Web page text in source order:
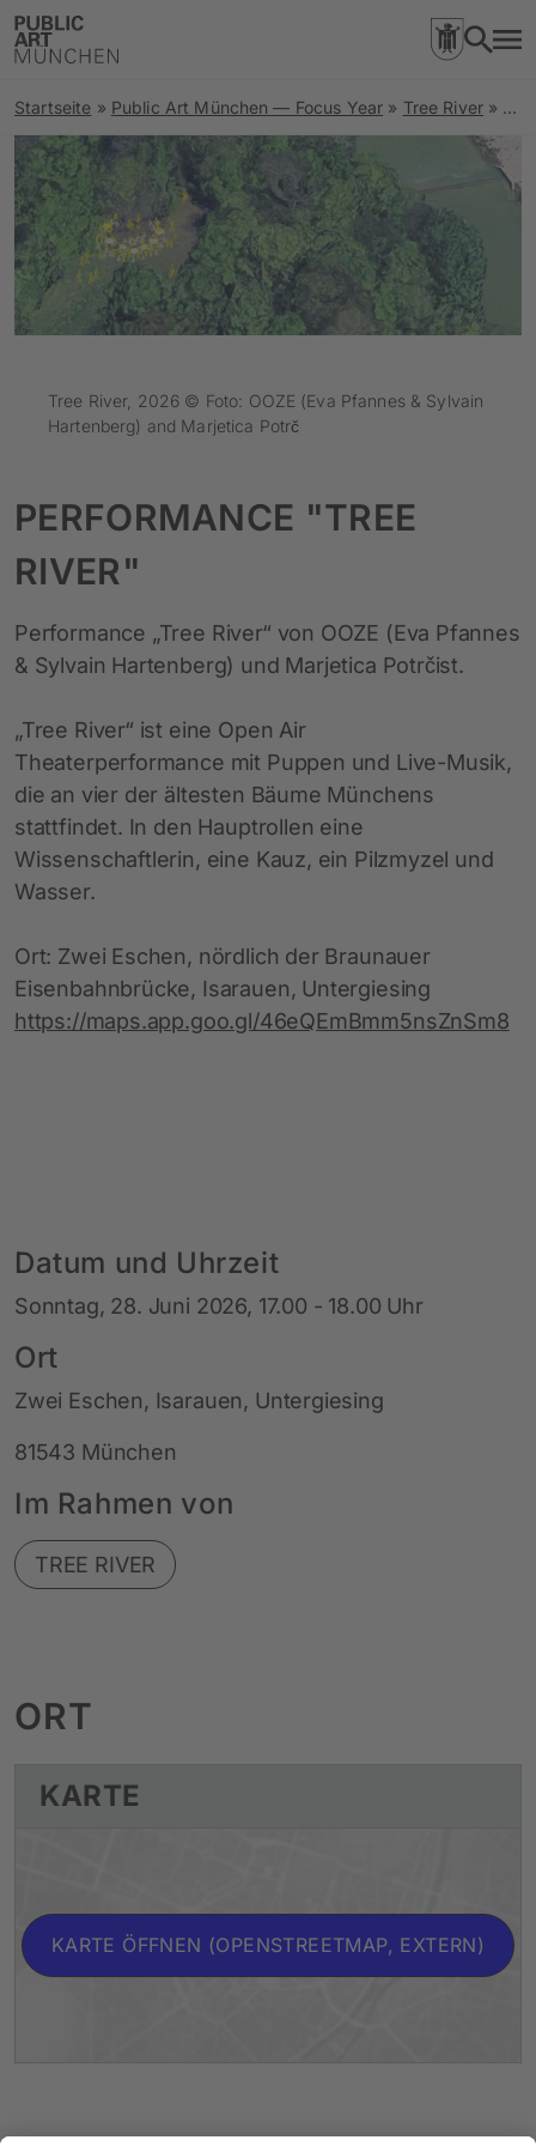
Startseite » Public Art München — Focus Year » Tree River »
Tree River, 2026 © Foto: OOZE (Eva Pfannes & Sylvain
Hartenberg) and Marjetica Potrč
PERFORMANCE "TREE
RIVER"
Performance „Tree River“ von OOZE (Eva Pfannes
& Sylvain Hartenberg) und Marjetica Potrčist.
„Tree River“ ist eine Open Air
Theaterperformance mit Puppen und Live-Musik,
die an vier der ältesten Bäume Münchens
stattfindet. In den Hauptrollen eine
Wissenschaftlerin, eine Kauz, ein Pilzmyzel und
Wasser.
Ort: Zwei Eschen, nördlich der Braunauer
Eisenbahnbrücke, Isarauen, Untergiesing
https://maps.app.goo.gl/46eQEmBmm5nsZnSm8
Datum und Uhrzeit
Sonntag, 28. Juni 2026, 17.00 - 18.00 Uhr
Ort
Zwei Eschen, Isarauen, Untergiesing
81543 München
Im Rahmen von
TREE RIVER
ORT
KARTE
KARTE ÖFFNEN (OPENSTREETMAP, EXTERN)